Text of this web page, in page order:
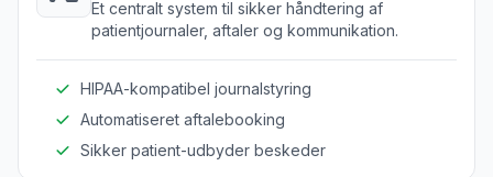
Et centralt system til sikker håndtering af
patientjournaler, aftaler og kommunikation.
HIPAA-kompatibel journalstyring
Automatiseret aftalebooking
Sikker patient-udbyder beskeder